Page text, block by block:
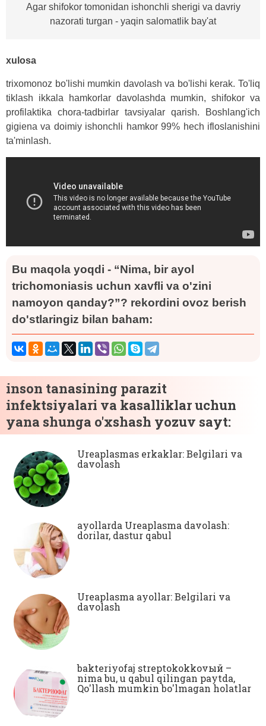
Agar shifokor tomonidan ishonchli sherigi va davriy
nazorati turgan - yaqin salomatlik bay'at
xulosa
trixomonoz bo'lishi mumkin davolash va bo'lishi kerak. To'liq
tiklash ikkala hamkorlar davolashda mumkin, shifokor va
profilaktika chora-tadbirlar tavsiyalar qarish. Boshlang'ich
gigiena va doimiy ishonchli hamkor 99% hech ifloslanishini
ta'minlash.
Bu maqola yoqdi - “Nima, bir ayol
trichomoniasis uchun xavfli va o'zini
namoyon qanday?”? rekordini ovoz berish
do'stlaringiz bilan baham:
inson tanasining parazit
infektsiyalari va kasalliklar uchun
yana shunga o'xshash yozuv sayt:
Ureaplasmas erkaklar: Belgilari va
davolash
ayollarda Ureaplasma davolash:
dorilar, dastur qabul
Ureaplasma ayollar: Belgilari va
davolash
bakteriyofaj streptokokkovый –
nima bu, u qabul qilingan paytda,
Qo'llash mumkin bo'lmagan holatlar